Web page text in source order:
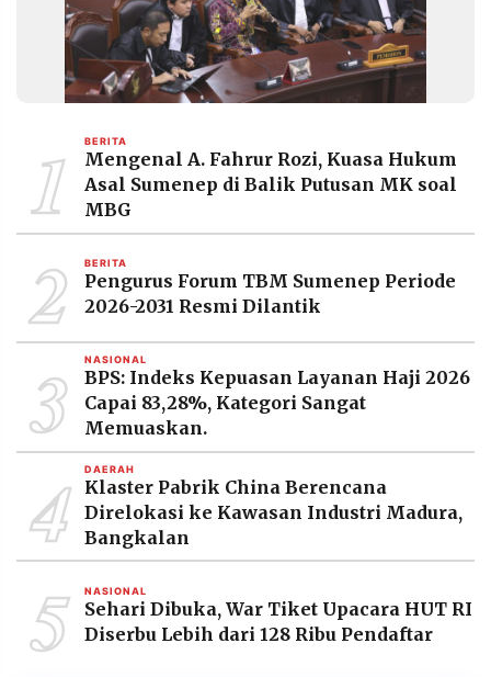
1 BERITA
Mengenal A. Fahrur Rozi, Kuasa Hukum
Asal Sumenep di Balik Putusan MK soal
MBG
2 BERITA
Pengurus Forum TBM Sumenep Periode
2026-2031 Resmi Dilantik
3 NASIONAL
BPS: Indeks Kepuasan Layanan Haji 2026
Capai 83,28%, Kategori Sangat
Memuaskan.
4 DAERAH
Klaster Pabrik China Berencana
Direlokasi ke Kawasan Industri Madura,
Bangkalan
5 NASIONAL
Sehari Dibuka, War Tiket Upacara HUT RI
Diserbu Lebih dari 128 Ribu Pendaftar